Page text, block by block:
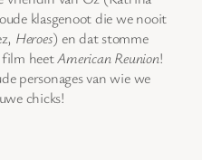
klasgenoot die we nooit
Heroes) en dat stomme
film heetAmerican Reunion!
personages van wie we
chicks!